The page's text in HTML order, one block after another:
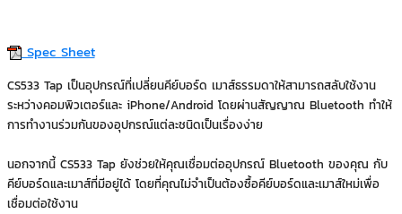
Spec Sheet
CS533 Tap เป็นอุปกรณ์ที่เปลี่ยนคีย์บอร์ด เมาส์ธรรมดาให้สามารถสลับใช้งาน
ระหว่างคอมพิวเตอร์และ iPhone/Android โดยผ่านสัญญาณ Bluetooth ทำให้
การทำงานร่วมกันของอุปกรณ์แต่ละชนิดเป็นเรื่องง่าย
นอกจากนี้ CS533 Tap ยังช่วยให้คุณเชื่อมต่ออุปกรณ์ Bluetooth ของคุณ กับ
คีย์บอร์ดและเมาส์ที่มีอยู่ได้ โดยที่คุณไม่จำเป็นต้องซื้อคีย์บอร์ดและเมาส์ใหม่เพื่อ
เชื่อมต่อใช้งาน